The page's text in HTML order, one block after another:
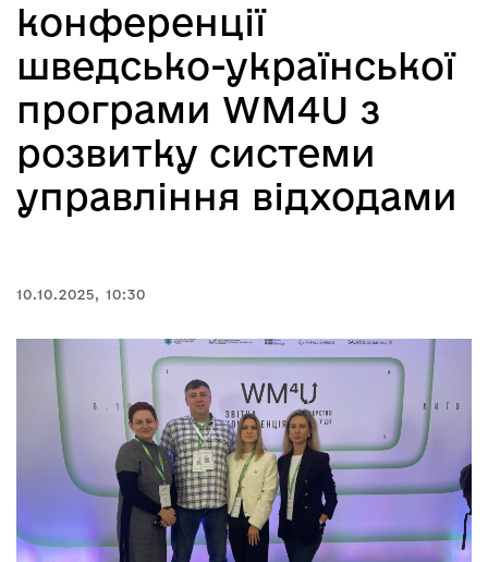
конференції
шведсько-української
програми WM4U з
розвитку системи
управління відходами
10.10.2025, 10:30